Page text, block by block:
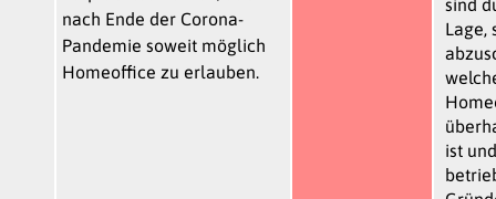
nach Ende der Corona-
Pandemie soweit möglich
Homeoffice zu erlauben.
sind
Lage,
ist